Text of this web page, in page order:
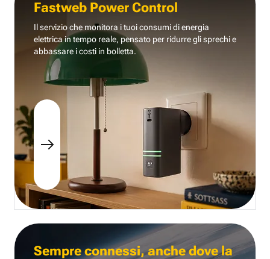
Fastweb Power Control
Il servizio che monitora i tuoi consumi di energia
elettrica in tempo reale, pensato per ridurre gli sprechi e
abbassare i costi in bolletta.
Sempre connessi, anche dove la